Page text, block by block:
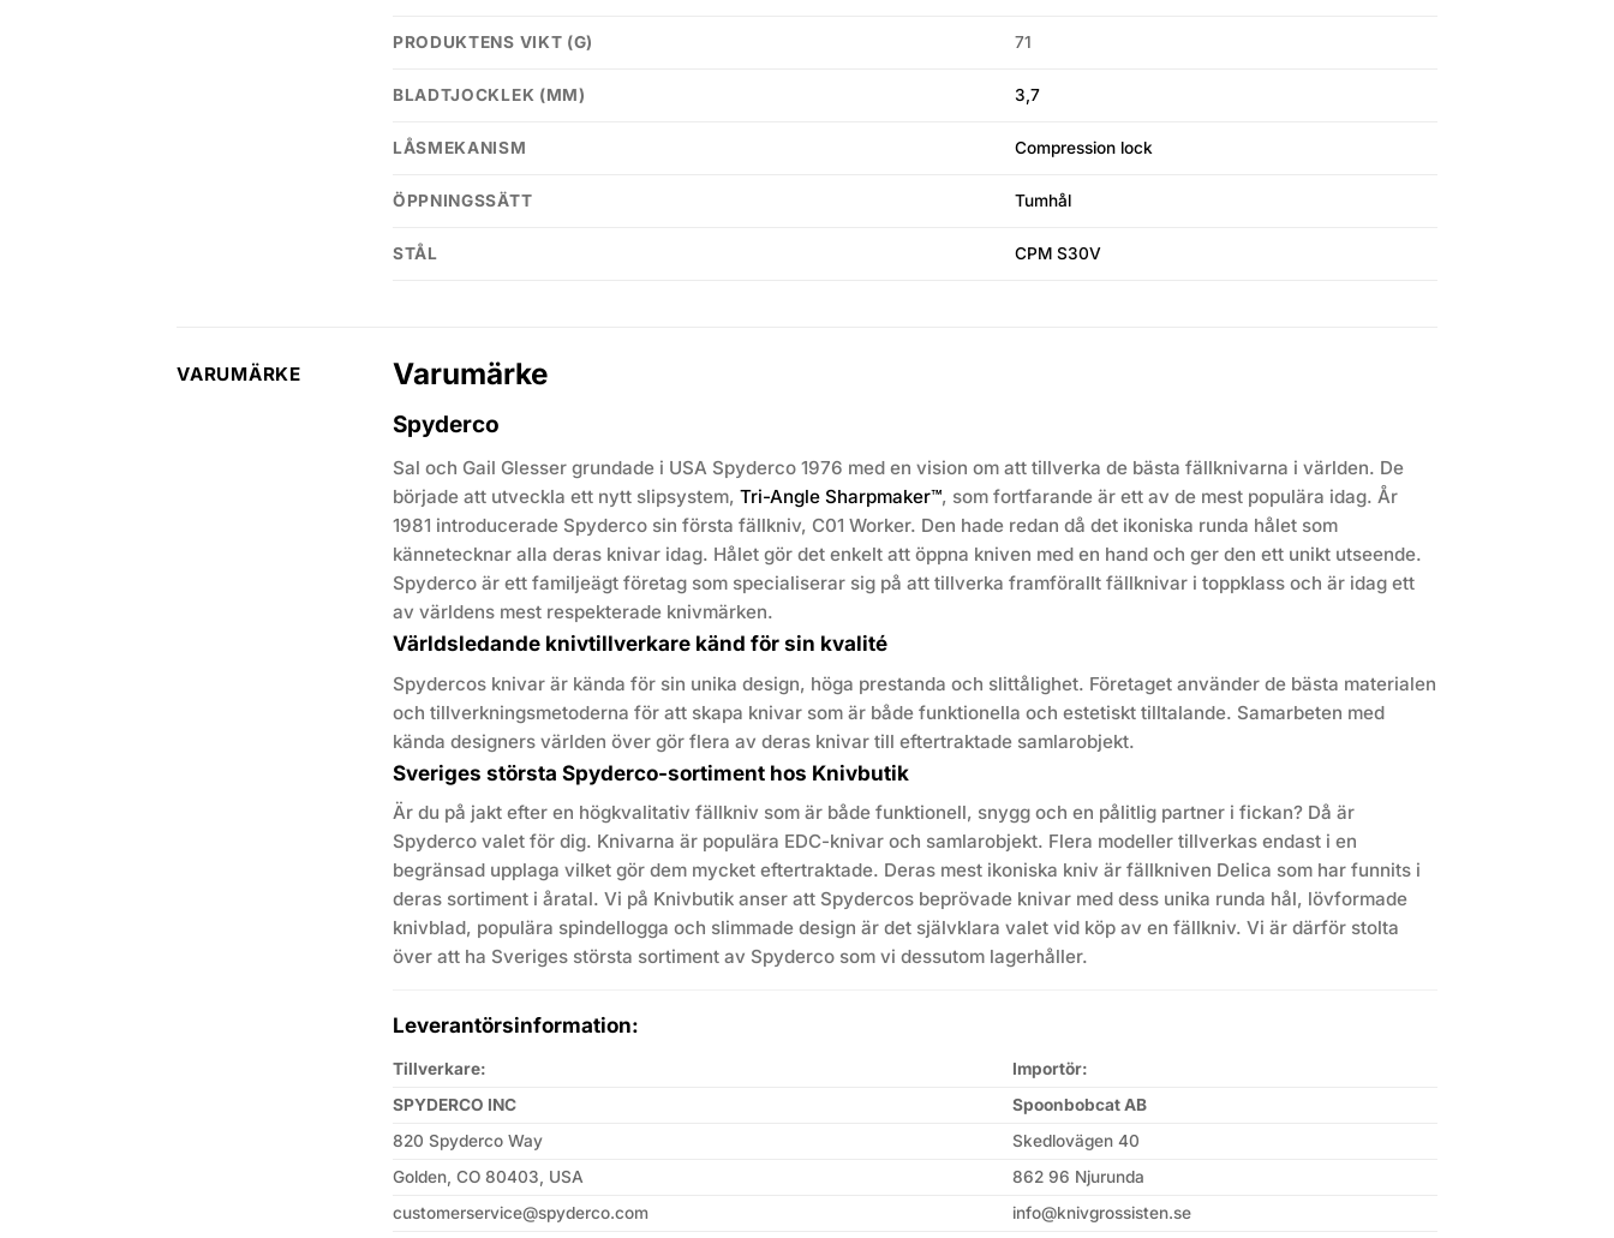
PRODUKTENS VIKT (G) 71
BLADTJOCKLEK (MM) 3,7
LÅSMEKANISM Compression lock
ÖPPNINGSSÄTT Tumhål
STÅL CPM S30V
VARUMÄRKE Varumärke
Spyderco
Sal och Gail Glesser grundade i USA Spyderco 1976 med en vision om att tillverka de bästa fällknivarna i världen. De
började att utveckla ett nytt slipsystem, Tri-Angle Sharpmaker™, som fortfarande är ett av de mest populära idag. År
1981 introducerade Spyderco sin första fällkniv, C01 Worker. Den hade redan då det ikoniska runda hålet som
kännetecknar alla deras knivar idag. Hålet gör det enkelt att öppna kniven med en hand och ger den ett unikt utseende.
Spyderco är ett familjeägt företag som specialiserar sig på att tillverka framförallt fällknivar i toppklass och är idag ett
av världens mest respekterade knivmärken.
Världsledande knivtillverkare känd för sin kvalité
Spydercos knivar är kända för sin unika design, höga prestanda och slittålighet. Företaget använder de bästa materialen
och tillverkningsmetoderna för att skapa knivar som är både funktionella och estetiskt tilltalande. Samarbeten med
kända designers världen över gör flera av deras knivar till eftertraktade samlarobjekt.
Sveriges största Spyderco-sortiment hos Knivbutik
Är du på jakt efter en högkvalitativ fällkniv som är både funktionell, snygg och en pålitlig partner i fickan? Då är
Spyderco valet för dig. Knivarna är populära EDC-knivar och samlarobjekt. Flera modeller tillverkas endast i en
begränsad upplaga vilket gör dem mycket eftertraktade. Deras mest ikoniska kniv är fällkniven Delica som har funnits i
deras sortiment i åratal. Vi på Knivbutik anser att Spydercos beprövade knivar med dess unika runda hål, lövformade
knivblad, populära spindellogga och slimmade design är det självklara valet vid köp av en fällkniv. Vi är därför stolta
över att ha Sveriges största sortiment av Spyderco som vi dessutom lagerhåller.
Leverantörsinformation:
Tillverkare:
Importör:
SPYDERCO INC
Spoonbobcat AB
820 Spyderco Way
Skedlovägen 40
Golden, CO 80403, USA
862 96 Njurunda
customerservice@spyderco.com
info@knivgrossisten.se